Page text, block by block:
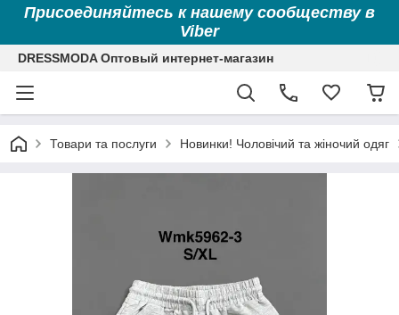
Присоединяйтесь к нашему сообществу в
Viber
DRESSMODA Оптовый интернет-магазин
Товари та послуги Новинки! Чоловічий та жіночий одяг